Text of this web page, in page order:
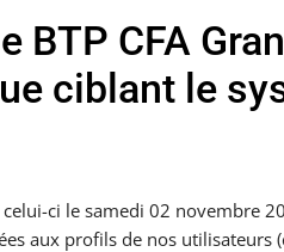
CFA
ciblant le
ci le samedi 02 novembre
aux profils de nos utilisateurs